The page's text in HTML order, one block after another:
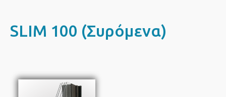
SLIM 100 (Συρόμενα)